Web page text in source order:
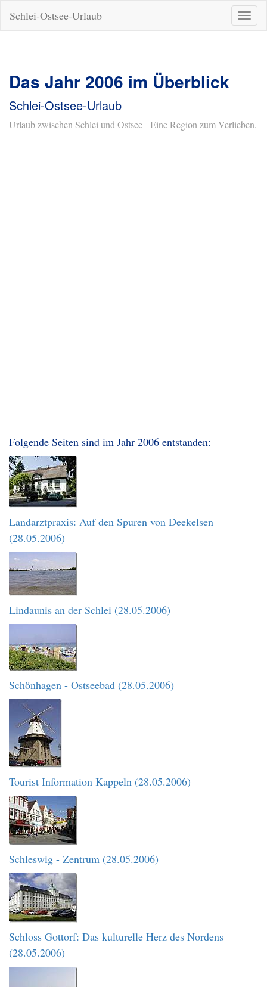
ein-/
Schlei-Ostsee-Urlaub
Das Jahr 2006 im Überblick
Schlei-Ostsee-Urlaub
Urlaub zwischen Schlei und Ostsee - Eine Region zum Verlieben.
Folgende Seiten sind im Jahr 2006 entstanden:
Landarztpraxis: Auf den Spuren von Deekelsen
(28.05.2006)
Lindaunis an der Schlei (28.05.2006)
Schönhagen - Ostseebad (28.05.2006)
Tourist Information Kappeln (28.05.2006)
Schleswig - Zentrum (28.05.2006)
Schloss Gottorf: Das kulturelle Herz des Nordens
(28.05.2006)